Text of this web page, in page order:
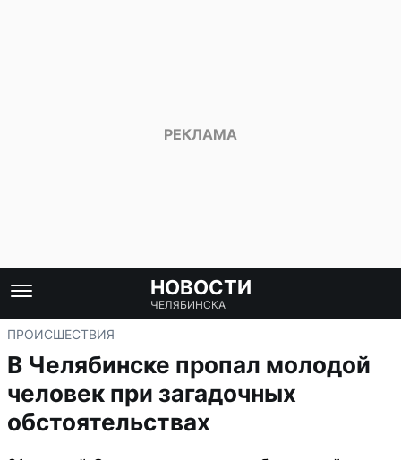
НОВОСТИ
ЧЕЛЯБИНСКА
ПРОИСШЕСТВИЯ
В Челябинске пропал молодой
человек при загадочных
обстоятельствах